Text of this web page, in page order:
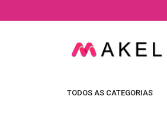
TODOS AS CATEGORIAS